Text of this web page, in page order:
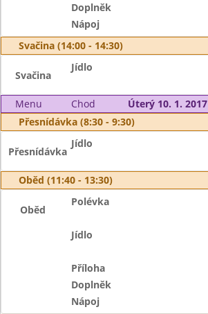
Doplněk
Nápoj
Svačina (14:00 - 14:30)
Svačina
Jídlo
Menu Chod
Úterý 10. 1. 2017
Přesnídávka (8:30 - 9:30)
Přesnídávka
Jídlo
Oběd (11:40 - 13:30)
Oběd
Polévka
Jídlo
Příloha
Doplněk
Nápoj